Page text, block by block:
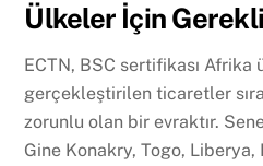
Ülkeler İçin
ECTN, BSC sertifikası Afrika
gerçekleştirilen ticaretler
zorunlu olan bir evraktır.
Gine Konakry, Togo, Liberya,